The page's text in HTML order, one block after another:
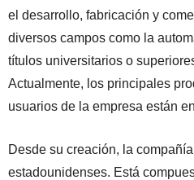
el desarrollo, fabricación y
diversos campos como la
títulos universitarios o
Actualmente, los principales
usuarios de la empresa están
Desde su creación, la
estadounidenses. Está